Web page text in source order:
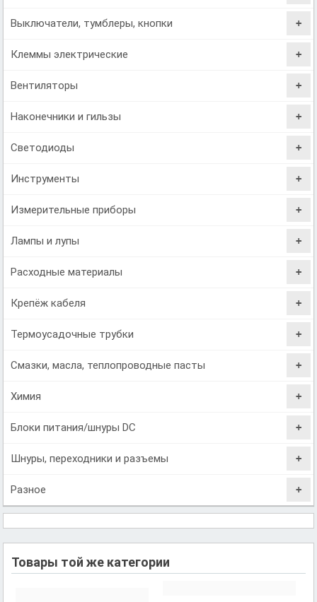
Выключатели, тумблеры, кнопки
Клеммы электрические
Вентиляторы
Наконечники и гильзы
Светодиоды
Инструменты
Измерительные приборы
Лампы и лупы
Расходные материалы
Крепёж кабеля
Термоусадочные трубки
Смазки, масла, теплопроводные пасты
Химия
Блоки питания/шнуры DC
Шнуры, переходники и разъемы
Разное
Товары той же категории